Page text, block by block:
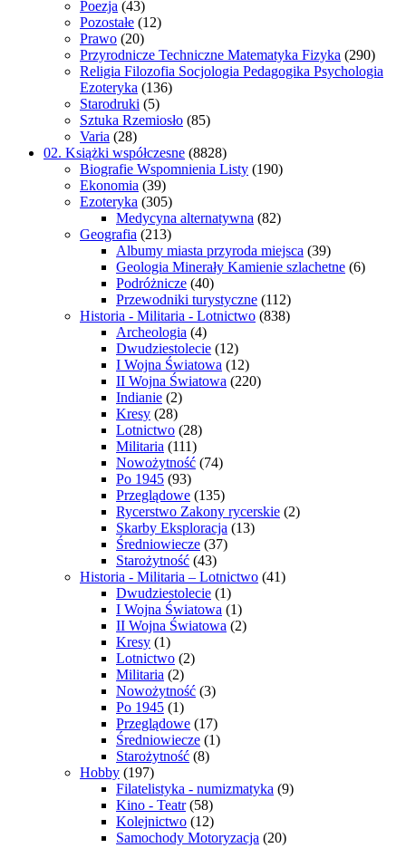
Poezja (43)
Pozostałe (12)
Prawo (20)
Przyrodnicze Techniczne Matematyka Fizyka (290)
Religia Filozofia Socjologia Pedagogika Psychologia
Ezoteryka (136)
Starodruki (5)
Sztuka Rzemiosło (85)
Varia (28)
02. Książki współczesne (8828)
Biografie Wspomnienia Listy (190)
Ekonomia (39)
Ezoteryka (305)
Medycyna alternatywna (82)
Geografia (213)
Albumy miasta przyroda miejsca (39)
Geologia Minerały Kamienie szlachetne (6)
Podróżnicze (40)
Przewodniki turystyczne (112)
Historia - Militaria - Lotnictwo (838)
Archeologia (4)
Dwudziestolecie (12)
I Wojna Światowa (12)
II Wojna Światowa (220)
Indianie (2)
Kresy (28)
Lotnictwo (28)
Militaria (111)
Nowożytność (74)
Po 1945 (93)
Przeglądowe (135)
Rycerstwo Zakony rycerskie (2)
Skarby Eksploracja (13)
Średniowiecze (37)
Starożytność (43)
Historia - Militaria – Lotnictwo (41)
Dwudziestolecie (1)
I Wojna Światowa (1)
II Wojna Światowa (2)
Kresy (1)
Lotnictwo (2)
Militaria (2)
Nowożytność (3)
Po 1945 (1)
Przeglądowe (17)
Średniowiecze (1)
Starożytność (8)
Hobby (197)
Filatelistyka - numizmatyka (9)
Kino - Teatr (58)
Kolejnictwo (12)
Samochody Motoryzacja (20)